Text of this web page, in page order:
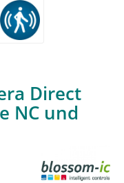
Direct
NC und